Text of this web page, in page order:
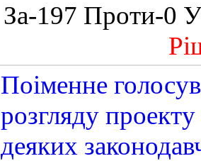
За-197 Проти-0
Поіменне
розгляду
деяких